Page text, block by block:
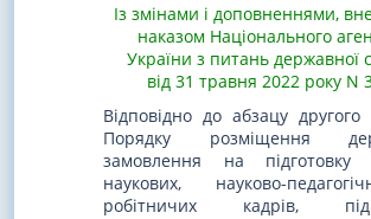
Із змінами і доповненнями,
наказом Національного
України з питань державної
від 31 травня 2022 року N
Відповідно до абзацу
Порядку розміщення
замовлення на підготовку
наукових, науково-
робітничих кадрів,